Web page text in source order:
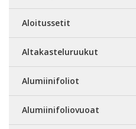
Aloitussetit
Altakasteluruukut
Alumiinifoliot
Alumiinifoliovuoat